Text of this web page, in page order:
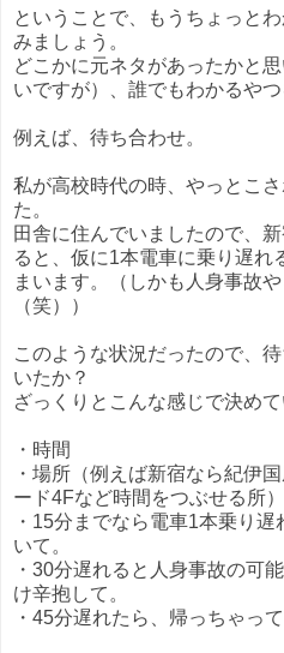
ということで、もうちょっと
みましょう。
どこかに元ネタがあったかと
いですが）、誰でもわかるや
例えば、待ち合わせ。
私が高校時代の時、やっとこ
た。
田舎に住んでいましたので、
ると、仮に1本電車に乗り遅れ
まいます。（しかも人身事故
（笑））
このような状況だったので、
いたか？
ざっくりとこんな感じで決めて
・時間
・場所（例えば新宿なら紀伊
ード4Fなど時間をつぶせる所）
・15分までなら電車1本乗り
いて。
・30分遅れると人身事故の可
け辛抱して。
・45分遅れたら、帰っちゃって